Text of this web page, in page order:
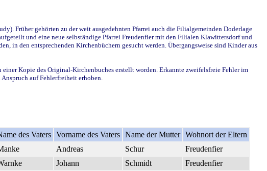
Früher gehörten zu der weit ausgedehnten Pfarrei auch die Filialgemeinden Doderlage
und eine neue selbständige Pfarrei Freudenfier mit den Filialen Klawittersdorf und
in den entsprechenden Kirchenbüchern gesucht werden. Übergangsweise sind Kinder aus
Kopie des Original-Kirchenbuches erstellt worden. Erkannte zweifelsfreie Fehler im
auf Fehlerfreiheit erhoben.
des Vaters Vorname des Vaters Name der Mutter Wohnort der Eltern
Andreas Schur
Freudenfier
Johann Schmidt
Freudenfier